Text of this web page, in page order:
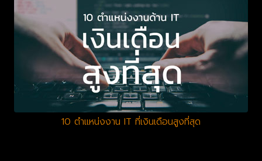
10 ตำแหน่งงาน IT ที่เงินเดือนสูงที่สุด